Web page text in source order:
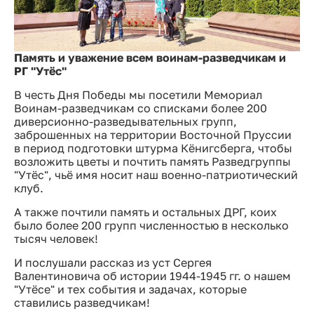
Память и уважение всем воинам-разведчикам и
РГ "Утёс"
В честь Дня Победы мы посетили Мемориал
Воинам-разведчикам со списками более 200
диверсионно-разведывательных групп,
заброшенных на территории Восточной Пруссии
в период подготовки штурма Кёнигсберга, чтобы
возложить цветы и почтить память Разведгруппы
"Утёс", чьё имя носит наш военно-патриотический
клуб.
А также почтили память и остальных ДРГ, коих
было более 200 групп численностью в несколько
тысяч человек!
И послушали рассказ из уст Сергея
Валентиновича об истории 1944-1945 гг. о нашем
"Утёсе" и тех события и задачах, которые
ставились разведчикам!